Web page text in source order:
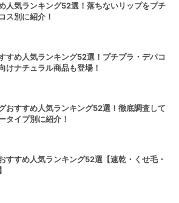
人気ランキング52選！落ちないリップをプチ
ス別に紹介！
すめ人気ランキング52選！プチプラ・デパコ
けナチュラル商品も登場！
おすすめ人気ランキング52選！徹底調査して
タイプ別に紹介！
すすめ人気ランキング52選【速乾・くせ毛・